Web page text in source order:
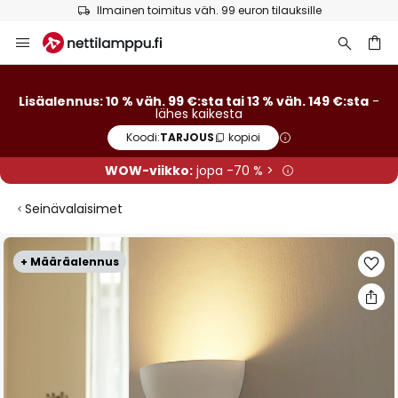
Ilmainen toimitus väh. 99 euron tilauksille
to
Lisäalennus: 10 % väh. 99 €:sta tai 13 % väh. 149 €:sta -
lähes kaikesta
Koodi:TARJOUS kopioi
WOW-viikko:jopa -70 % >
Seinävalaisimet
+ Määräalennus
Skip
to